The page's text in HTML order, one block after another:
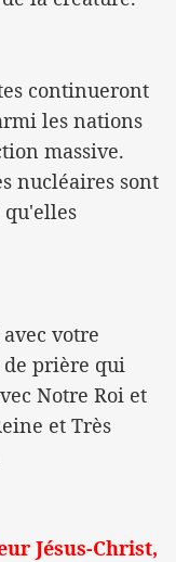
continueront
les nations
massive.
nucléaires sont
votre
de prière qui
Notre Roi et
et Très
Jésus-Christ,